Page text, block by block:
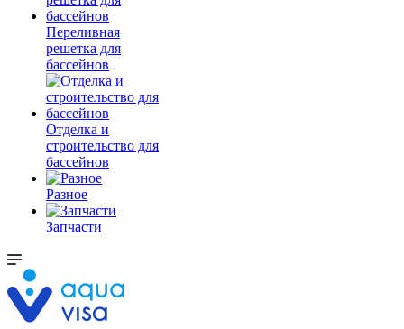
Переливная
решетка для
бассейнов
Отделка и
строительство для
бассейнов
Разное
Запчасти